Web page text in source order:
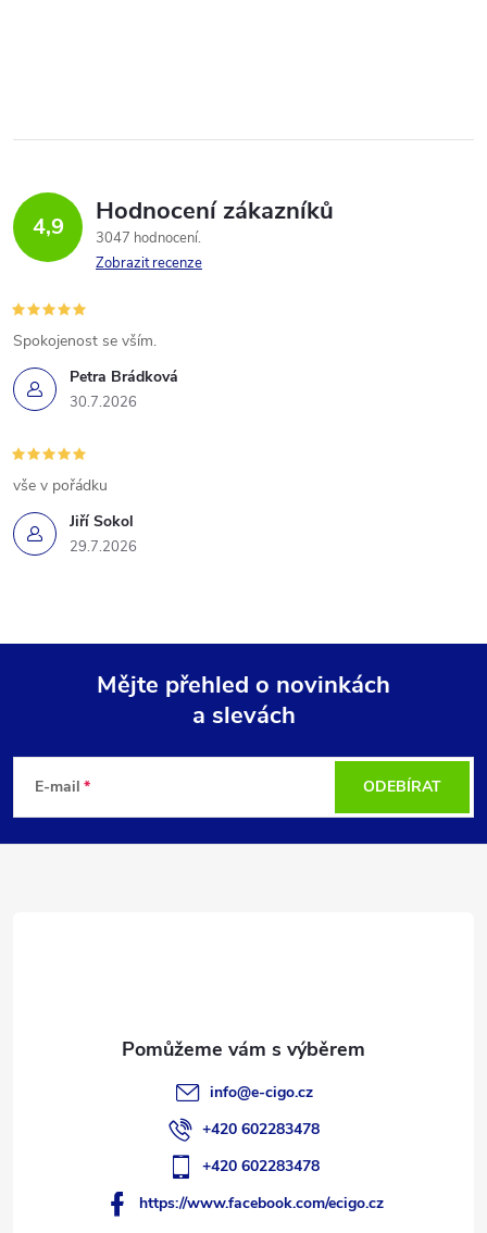
4,9 Hodnocení zákazníků
3047 hodnocení
Zobrazit recenze
Petra Brádková
30.7.2026
Spokojenost se vším.
Jiří Sokol
29.7.2026
vše v pořádku
p
Mějte přehled o novinkách
a slevách
E-mail ODEBÍRAT
info@e-cigo.cz
+420 602283478
+420 602283478
https://www.facebook.com/ecigo.cz